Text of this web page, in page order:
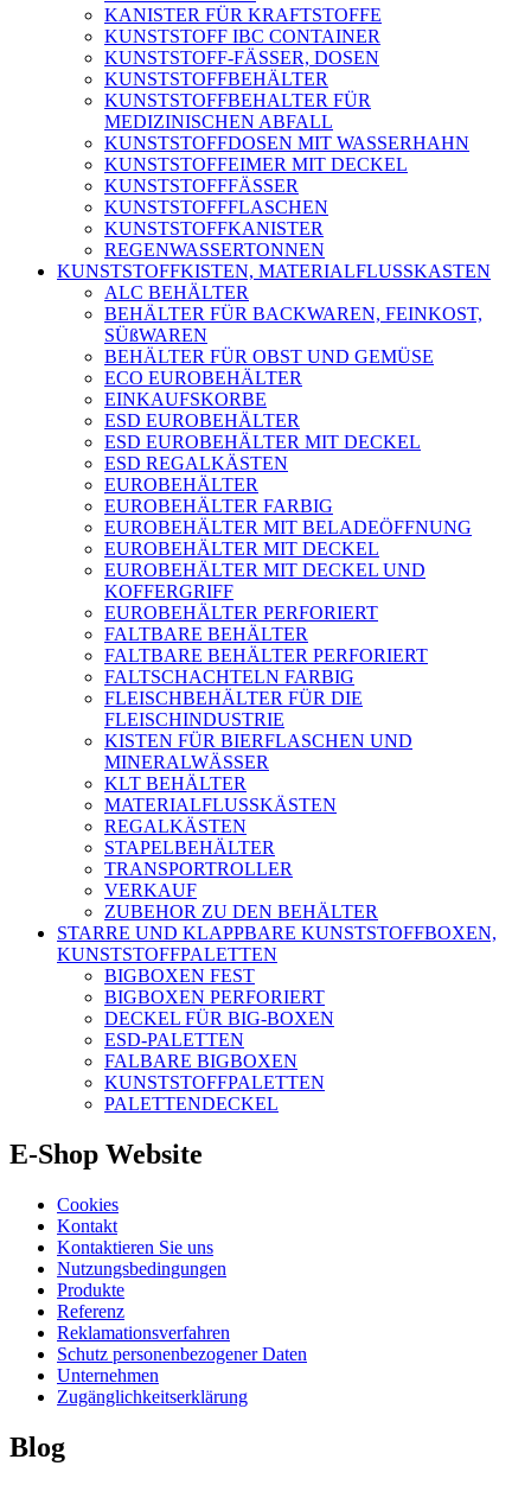
KANISTER FÜR KRAFTSTOFFE
KUNSTSTOFF IBC CONTAINER
KUNSTSTOFF-FÄSSER, DOSEN
KUNSTSTOFFBEHÄLTER
KUNSTSTOFFBEHALTER FÜR
MEDIZINISCHEN ABFALL
KUNSTSTOFFDOSEN MIT WASSERHAHN
KUNSTSTOFFEIMER MIT DECKEL
KUNSTSTOFFFÄSSER
KUNSTSTOFFFLASCHEN
KUNSTSTOFFKANISTER
REGENWASSERTONNEN
KUNSTSTOFFKISTEN, MATERIALFLUSSKASTEN
ALC BEHÄLTER
BEHÄLTER FÜR BACKWAREN, FEINKOST,
SÜßWAREN
BEHÄLTER FÜR OBST UND GEMÜSE
ECO EUROBEHÄLTER
EINKAUFSKORBE
ESD EUROBEHÄLTER
ESD EUROBEHÄLTER MIT DECKEL
ESD REGALKÄSTEN
EUROBEHÄLTER
EUROBEHÄLTER FARBIG
EUROBEHÄLTER MIT BELADEÖFFNUNG
EUROBEHÄLTER MIT DECKEL
EUROBEHÄLTER MIT DECKEL UND
KOFFERGRIFF
EUROBEHÄLTER PERFORIERT
FALTBARE BEHÄLTER
FALTBARE BEHÄLTER PERFORIERT
FALTSCHACHTELN FARBIG
FLEISCHBEHÄLTER FÜR DIE
FLEISCHINDUSTRIE
KISTEN FÜR BIERFLASCHEN UND
MINERALWÄSSER
KLT BEHÄLTER
MATERIALFLUSSKÄSTEN
REGALKÄSTEN
STAPELBEHÄLTER
TRANSPORTROLLER
VERKAUF
ZUBEHOR ZU DEN BEHÄLTER
STARRE UND KLAPPBARE KUNSTSTOFFBOXEN,
KUNSTSTOFFPALETTEN
BIGBOXEN FEST
BIGBOXEN PERFORIERT
DECKEL FÜR BIG-BOXEN
ESD-PALETTEN
FALBARE BIGBOXEN
KUNSTSTOFFPALETTEN
PALETTENDECKEL
E-Shop Website
Cookies
Kontakt
Kontaktieren Sie uns
Nutzungsbedingungen
Produkte
Referenz
Reklamationsverfahren
Schutz personenbezogener Daten
Unternehmen
Zugänglichkeitserklärung
Blog